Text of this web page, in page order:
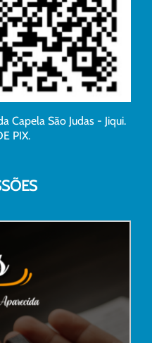
Capela São Judas - Jiqui.
PIX.